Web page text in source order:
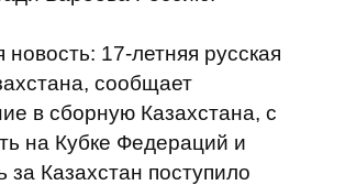
17-летняя русская
сообщает
в сборную Казахстана, с
на Кубке Федераций и
Казахстан поступило